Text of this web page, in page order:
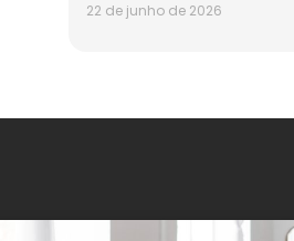
22 de junho de 2026